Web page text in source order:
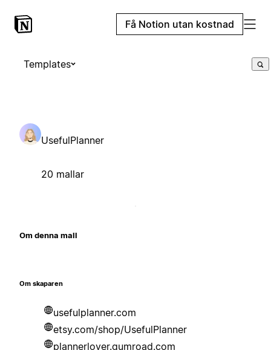
Få Notion utan kostnad
Templates
UsefulPlanner
20 mallar
Om denna mall
Om skaparen
usefulplanner.com
etsy.com/shop/UsefulPlanner
plannerlover.gumroad.com